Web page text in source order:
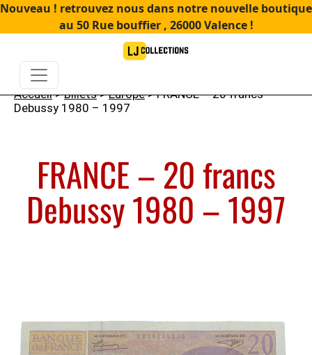
Nouveau ! retrouvez nous dans notre nouvelle boutique
au 50 Rue bouffier , 26000 Valence !
Accueil>Billets>Europe> FRANCE – 20 francs
Debussy 1980 – 1997
FRANCE – 20 francs
Debussy 1980 – 1997